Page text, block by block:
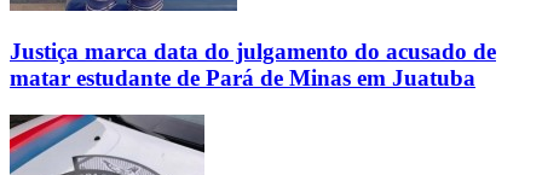
Justiça marca data do julgamento do acusado de
matar estudante de Pará de Minas em Juatuba